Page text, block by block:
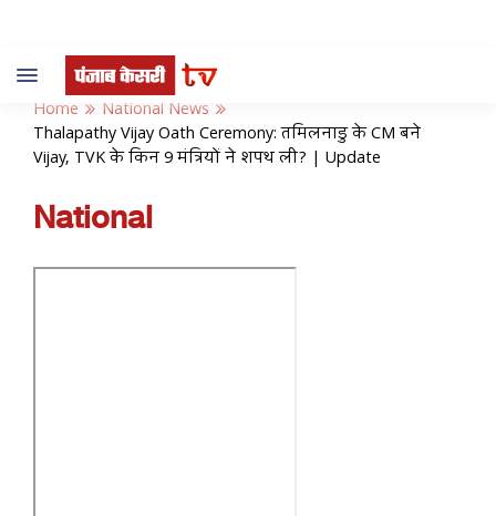
Toggle
navigation
Home
National News
Thalapathy Vijay Oath Ceremony: तमिलनाडु के CM बने
Vijay, TVK के किन 9 मंत्रियों ने शपथ ली? | Update
National